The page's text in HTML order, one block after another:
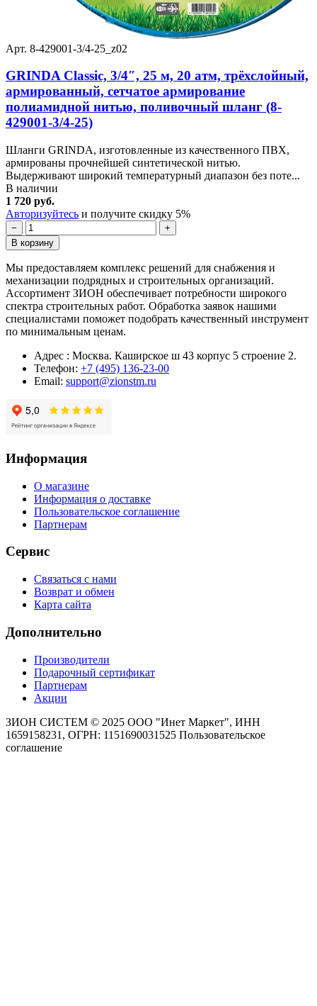
Арт. 8-429001-3/4-25_z02
GRINDA Classic, 3/4″, 25 м, 20 атм, трёхслойный,
армированный, сетчатое армирование
полиамидной нитью, поливочный шланг (8-
429001-3/4-25)
Шланги GRINDA, изготовленные из качественного ПВХ,
армированы прочнейшей синтетической нитью.
Выдерживают широкий температурный диапазон без поте...
В наличии
1 720 руб.
Авторизуйтесь и получите скидку 5%
−
+
В корзину
Мы предоставляем комплекс решений для снабжения и
механизации подрядных и строительных организаций.
Ассортимент ЗИОН обеспечивает потребности широкого
спектра строительных работ. Обработка заявок нашими
специалистами поможет подобрать качественный инструмент
по минимальным ценам.
Адрес : Москва. Каширское ш 43 корпус 5 строение 2.
Телефон: +7 (495) 136-23-00
Email: support@zionstm.ru
Информация
О магазине
Информация о доставке
Пользовательское соглашение
Партнерам
Сервис
Связаться с нами
Возврат и обмен
Карта сайта
Дополнительно
Производители
Подарочный сертификат
Партнерам
Акции
ЗИОН СИСТЕМ © 2025 ООО "Инет Маркет", ИНН
1659158231, ОГРН: 1151690031525 Пользовательское
соглашение